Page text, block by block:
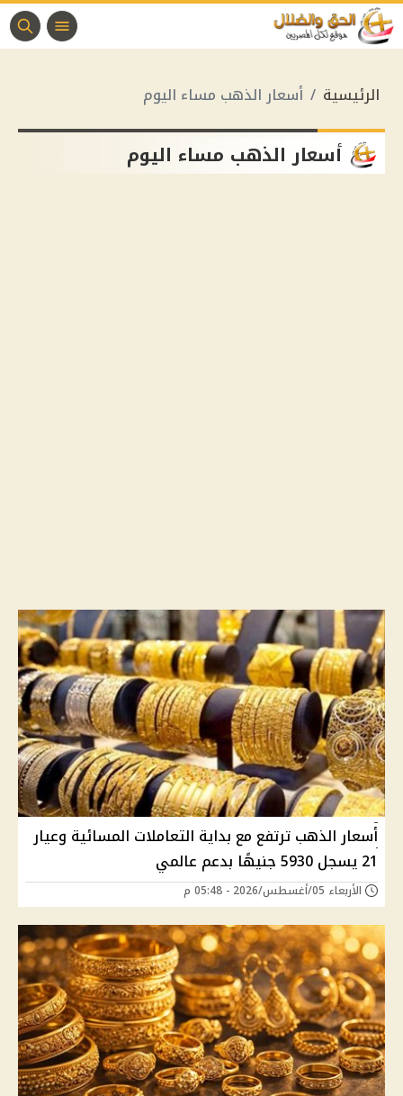
الرئيسية أسعار الذهب مساء اليوم
أسعار الذهب مساء اليوم
أسعار الذهب ترتفع مع بداية التعاملات المسائية وعيار
21 يسجل 5930 جنيهًا بدعم عالمي
الأربعاء 05/أغسطس/2026 - 05:48 م